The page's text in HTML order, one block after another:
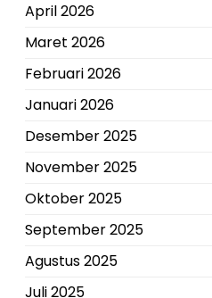
April 2026
Maret 2026
Februari 2026
Januari 2026
Desember 2025
November 2025
Oktober 2025
September 2025
Agustus 2025
Juli 2025